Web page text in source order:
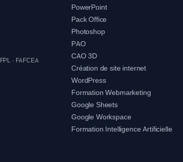
· FAFCEA
PowerPoint
Pack Office
Photoshop
PAO
CAO 3D
Création de site internet
WordPress
Formation Webmarketing
Google Sheets
Google Workspace
Formation Intelligence Artificielle